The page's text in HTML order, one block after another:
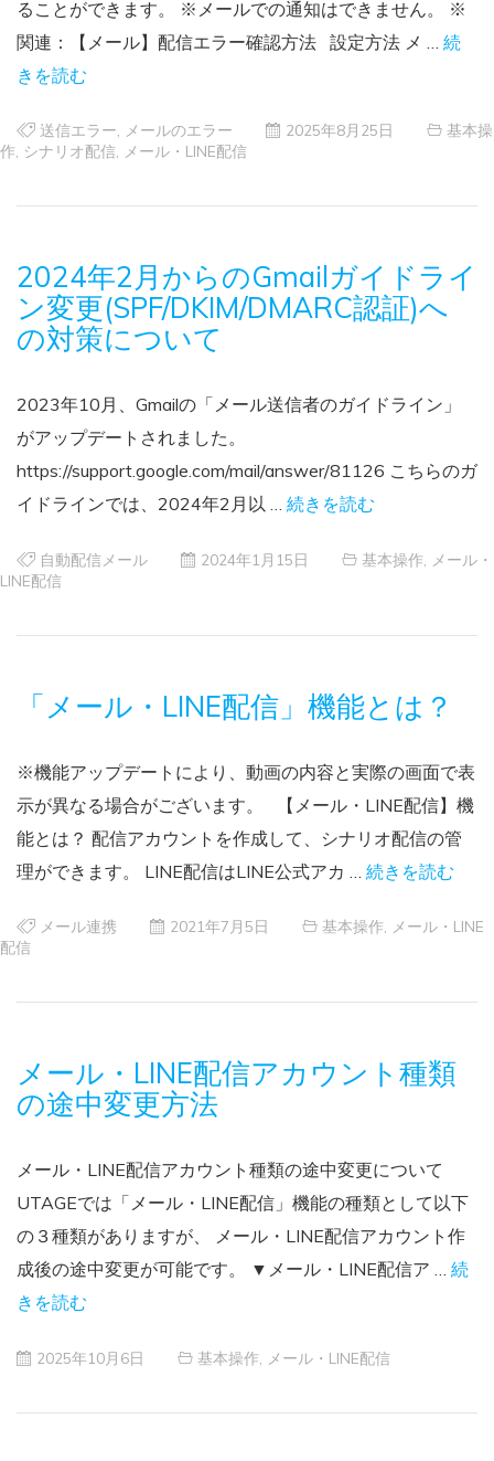
ることができます。 ※メールでの通知はできません。 ※
関連：【メール】配信エラー確認方法 設定方法 メ … 続
きを読む
送信エラー メールのエラー 2025年8月25日
基本操
作 シナリオ配信 メール・LINE配信
2024年2月からのGmailガイドライ
ン変更(SPF/DKIM/DMARC認証)へ
の対策について
2023年10月、Gmailの「メール送信者のガイドライン」
がアップデートされました。
https://support.google.com/mail/answer/81126 こちらのガ
イドラインでは、2024年2月以 … 続きを読む
自動配信メール 2024年1月15日 基本操作
メール・
LINE配信
「メール・LINE配信」機能とは？
※機能アップデートにより、動画の内容と実際の画面で表
示が異なる場合がございます。 【メール・LINE配信】機
能とは？ 配信アカウントを作成して、シナリオ配信の管
理ができます。 LINE配信はLINE公式アカ … 続きを読む
メール連携 2021年7月5日 基本操作
メール・LINE
配信
メール・LINE配信アカウント種類
の途中変更方法
メール・LINE配信アカウント種類の途中変更について
UTAGEでは「メール・LINE配信」機能の種類として以下
の３種類がありますが、 メール・LINE配信アカウント作
成後の途中変更が可能です。 ▼メール・LINE配信ア … 続
きを読む
2025年10月6日 基本操作 メール・LINE配信